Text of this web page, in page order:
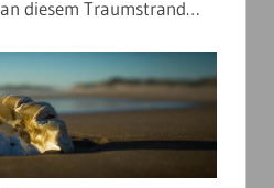
diesem Traumstrand…